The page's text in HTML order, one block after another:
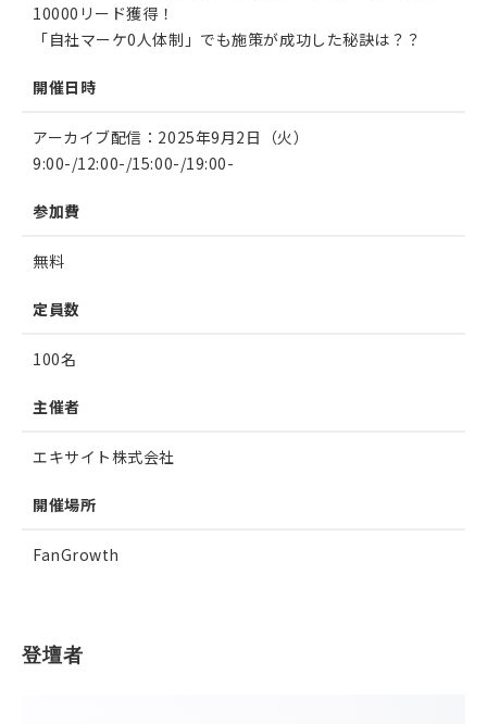
10000リード獲得！
「自社マーケ0人体制」でも施策が成功した秘訣は？？
開催日時
アーカイブ配信：2025年9月2日（火）
9:00-/12:00-/15:00-/19:00-
参加費
無料
定員数
100名
主催者
エキサイト株式会社
開催場所
FanGrowth
登壇者